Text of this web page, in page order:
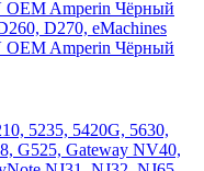
D270, eMachines
OEM Amperin Чёрный